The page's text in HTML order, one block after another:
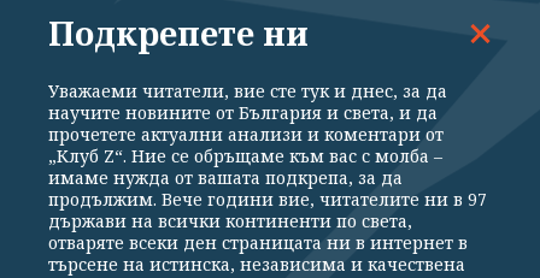
СПОРТ КУЛТУРА ТЕХНОЛОГИИ КАЛЕЙДОСКОП
Общи условия
Политика за поверителност
Реклама
Партньори Контакти
За Клуб Z
Подкрепете ни
Уважаеми читатели, вие сте тук и днес, за да
научите новините от България и света, и да
прочетете актуални анализи и коментари от
„Клуб Z“. Ние се обръщаме към вас с молба –
имаме нужда от вашата подкрепа, за да
продължим. Вече години вие, читателите ни в 97
държави на всички континенти по света,
отваряте всеки ден страницата ни в интернет в
търсене на истинска, независима и качествена